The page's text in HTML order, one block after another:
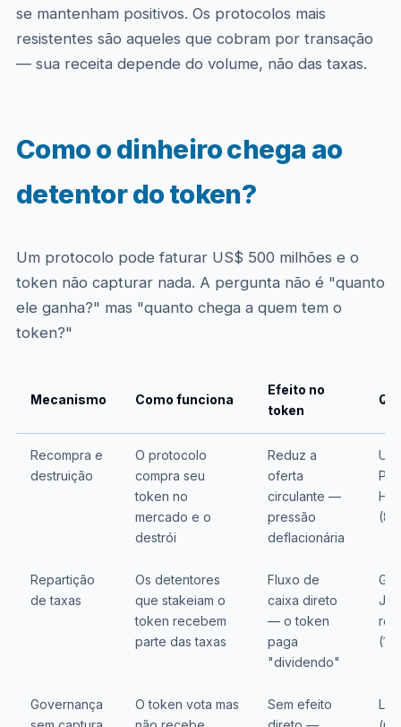
se mantenham positivos. Os protocolos mais
resistentes são aqueles que cobram por transação
— sua receita depende do volume, não das taxas.
Como o dinheiro chega ao
detentor do token?
Um protocolo pode faturar US$ 500 milhões e o
token não capturar nada. A pergunta não é "quanto
ele ganha?" mas "quanto chega a quem tem o
token?"
Mecanismo Como funciona
Efeito no
token
Recompra e
destruição
O protocolo
compra seu
token no
mercado e o
destrói
Reduz a
oferta
circulante —
pressão
deflacionária
Repartição
de taxas
Os detentores
que stakeiam o
token recebem
parte das taxas
Fluxo de
caixa direto
— o token
paga
"dividendo"
Governança
O token vota mas
Sem efeito